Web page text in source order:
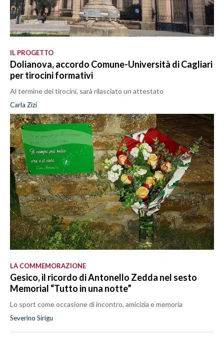
IL PROGETTO
Dolianova, accordo Comune-Università di Cagliari
per tirocini formativi
Al termine dei tirocini, sarà rilasciato un attestato
Carla Zizi
LA COMMEMORAZIONE
Gesico, il ricordo di Antonello Zedda nel sesto
Memorial “Tutto in una notte”
Lo sport come occasione di incontro, amicizia e memoria
Severino Sirigu